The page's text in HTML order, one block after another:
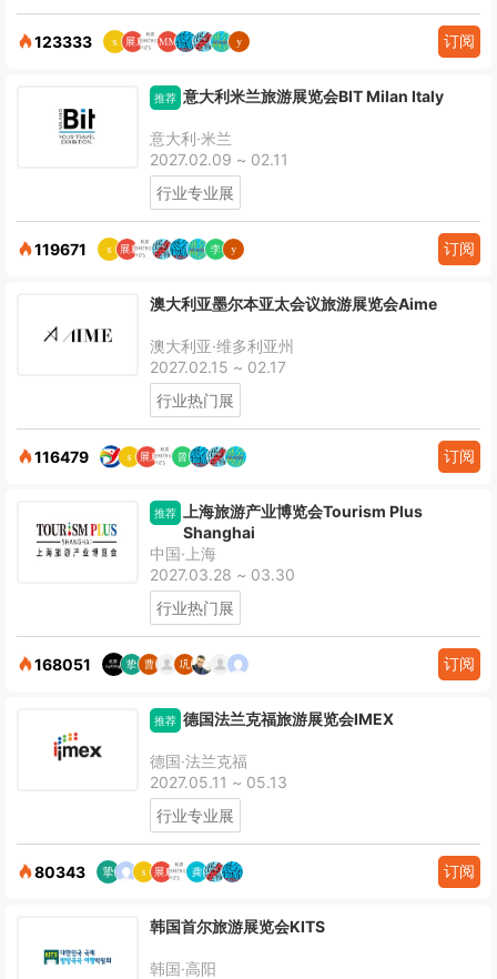
123333 订阅
推荐 意大利米兰旅游展览会BIT Milan Italy
意大利·米兰
2027.02.09 ~ 02.11
行业专业展
119671 订阅
澳大利亚墨尔本亚太会议旅游展览会Aime
澳大利亚·维多利亚州
2027.02.15 ~ 02.17
行业热门展
116479 订阅
推荐
上海旅游产业博览会Tourism Plus
Shanghai
中国·上海
2027.03.28 ~ 03.30
行业热门展
168051 订阅
推荐 德国法兰克福旅游展览会IMEX
德国·法兰克福
2027.05.11 ~ 05.13
行业专业展
80343 订阅
韩国首尔旅游展览会KITS
韩国·高阳